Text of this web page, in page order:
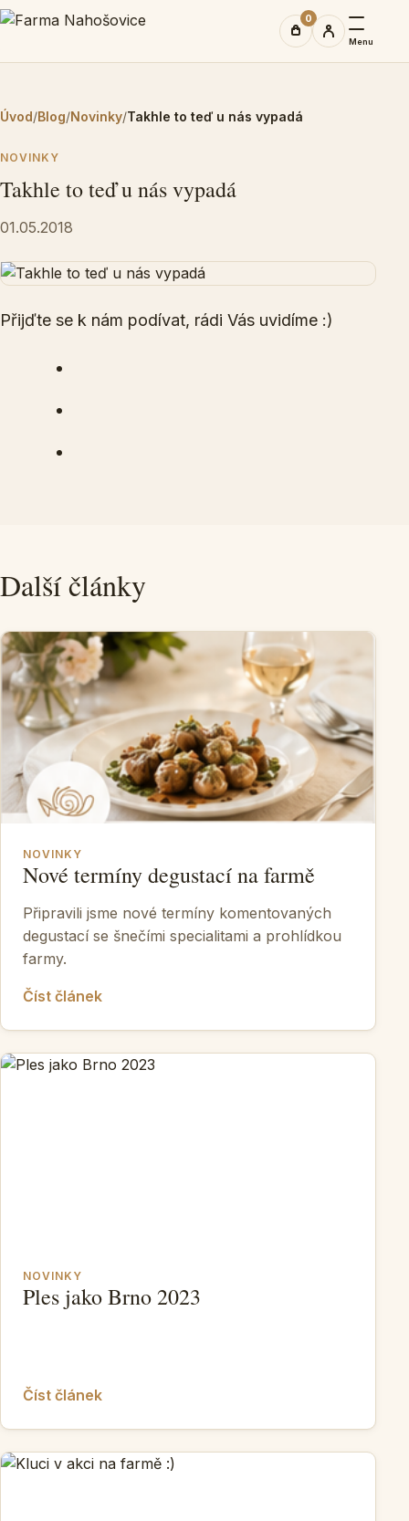
0
Menu
Úvod/Blog/Novinky/Takhle to teď u nás vypadá
NOVINKY
Takhle to teď u nás vypadá
01.05.2018
Přijďte se k nám podívat, rádi Vás uvidíme :)
Další články
NOVINKY
Nové termíny degustací na farmě
Připravili jsme nové termíny komentovaných
degustací se šnečími specialitami a prohlídkou
farmy.
Číst článek
NOVINKY
Ples jako Brno 2023
Číst článek